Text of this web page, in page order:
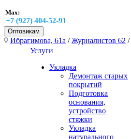
Max:
+7 (927) 404-52-91
Оптовикам
Ибрагимова, 61а /Журналистов 62 /
Услуги
Укладка
Демонтаж старых
покрытий
Подготовка
основания,
устройство
стяжки
Укладка
натурального